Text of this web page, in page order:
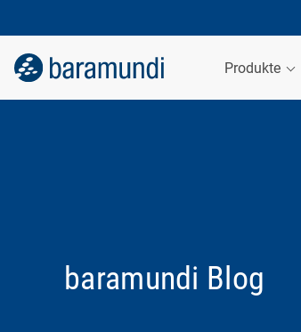
Produkte
baramundi Blog